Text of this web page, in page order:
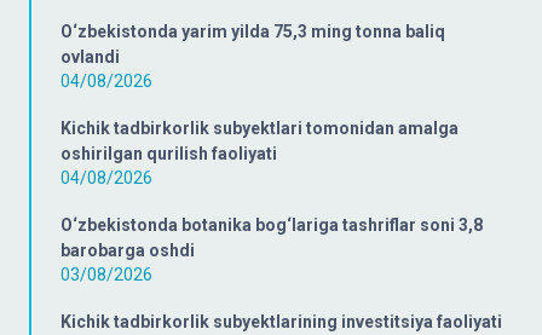
O‘zbekistonda yarim yilda 75,3 ming tonna baliq
ovlandi
04/08/2026
Kichik tadbirkorlik subyektlari tomonidan amalga
oshirilgan qurilish faoliyati
04/08/2026
O‘zbekistonda botanika bog‘lariga tashriflar soni 3,8
barobarga oshdi
03/08/2026
Kichik tadbirkorlik subyektlarining investitsiya faoliyati